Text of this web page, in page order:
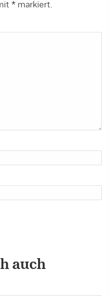
* markiert.
auch